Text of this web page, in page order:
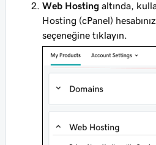
Web Hosting altında,
Hosting (cPanel)
seçeneğine tıklayın.